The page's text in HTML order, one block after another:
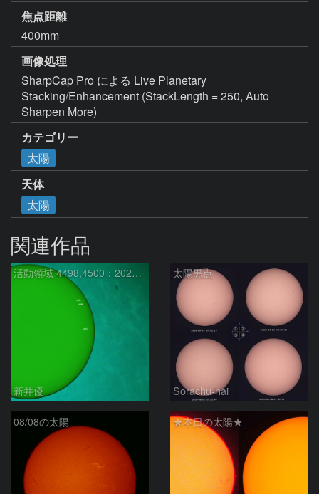
焦点距離
400mm
画像処理
SharpCap Pro による Live Planetary
Stacking/Enhancement (StackLength = 250, Auto
Sharpen More)
カテゴリー
太陽
天体
太陽
関連作品
活動領域 4498,4500：2026/08/08
新井優
太陽黒点
Sorachu-hai
08/08の太陽 ★本日の太陽★